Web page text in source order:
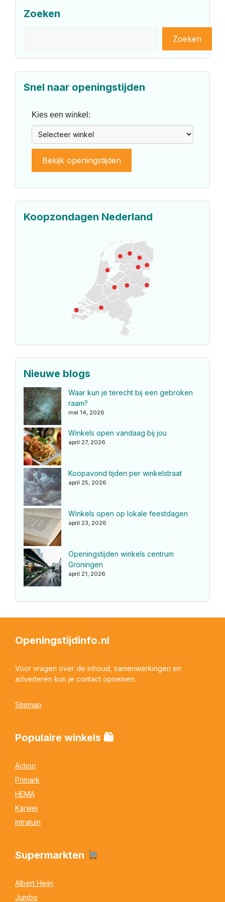
Zoeken
Zoeken
Snel naar openingstijden
Kies een winkel:
Bekijk openingstijden
Koopzondagen Nederland
Nieuwe blogs
Waar kun je terecht bij een gebroken
raam?
mei 14, 2026
Winkels open vandaag bij jou
april 27, 2026
Koopavond tijden per winkelstraat
april 25, 2026
Winkels open op lokale feestdagen
april 23, 2026
Openingstijden winkels centrum
Groningen
april 21, 2026
Openingstijdinfo.nl
Voor vragen over de inhoud, samenwerkingen en
adverteren kun je contact opnemen.
Sitemap
Populaire winkels 🛍
Action
Primark
HEMA
Karwei
Intratuin
Supermarkten
Albert Heijn
Jumbo